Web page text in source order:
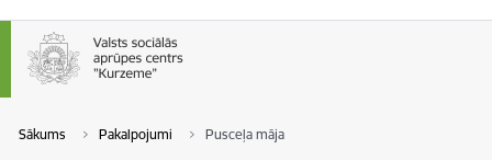
Sākums Pakalpojumi Pusceļa māja